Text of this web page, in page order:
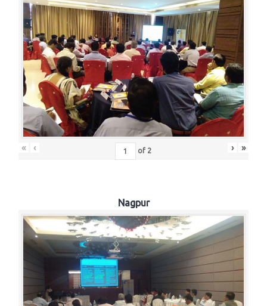
« ‹ of 2 › »
Nagpur